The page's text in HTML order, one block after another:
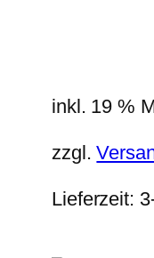
inkl. 19 %
zzgl.
Lieferzeit: